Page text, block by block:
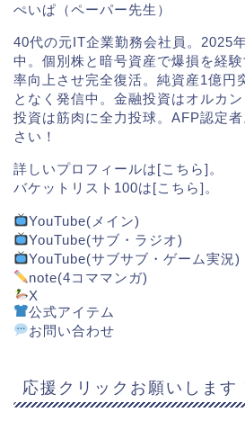
ぺいぱ（ペーパー先生）
40代の元IT企業勤務会社員。2025
中。個別株と暗号資産で爆損を経
率向上させ完全復活。純資産1億円
となく発信中。金融投資はオルカ
投資は筋肉に全力投球。AFP認定
さい！
詳しいプロフィールは[こちら]。
バケットリスト100は[こちら]。
YouTube(メイン)
YouTube(サブ・ラジオ)
YouTube(サブサブ・ゲーム実況)
note(4コママンガ)
X
公式アイテム
お問い合わせ
応援クリックお願いします